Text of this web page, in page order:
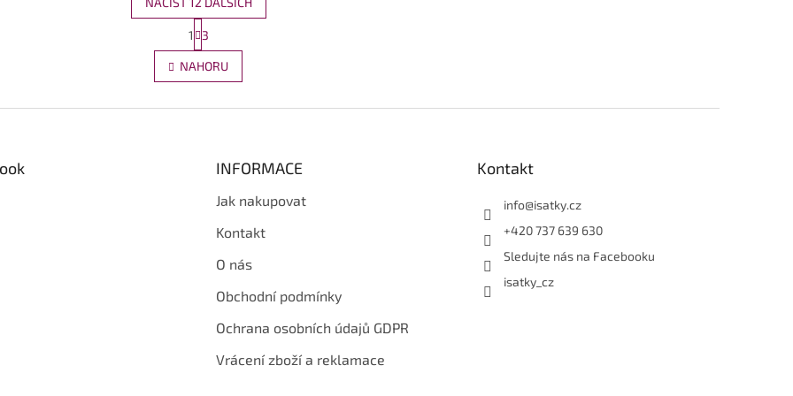
O
v
l
d
S
t
r
á
n
1 3
NAHORU
INFORMACE
Jak nakupovat
Kontakt
O nás
Obchodní podmínky
Ochrana osobních údajů GDPR
Vrácení zboží a reklamace
Kontakt
info@isatky.cz
+420 737 639 630
Sledujte nás na Facebooku
isatky_cz